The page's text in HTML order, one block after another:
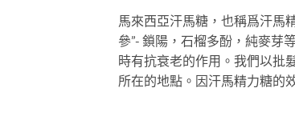
馬來西亞汗馬糖，也稱爲汗馬
參”- 鎖陽，石榴多酚，純麥芽
時有抗衰老的作用。我們以批
所在的地點。因汗馬精力糖的